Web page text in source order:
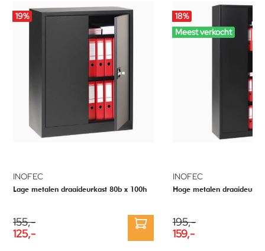
19%
INOFEC
Lage metalen draaideurkast 80b x 100h
155,-
125,-
18%
Meest verkocht
INOFEC
Hoge metalen
195,-
159,-